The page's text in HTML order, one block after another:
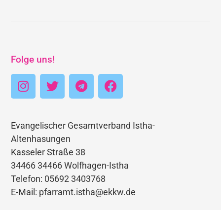
Folge uns!
Evangelischer Gesamtverband Istha-
Altenhasungen
Kasseler Straße 38
34466 34466 Wolfhagen-Istha
Telefon: 05692 3403768
E-Mail: pfarramt.istha@ekkw.de